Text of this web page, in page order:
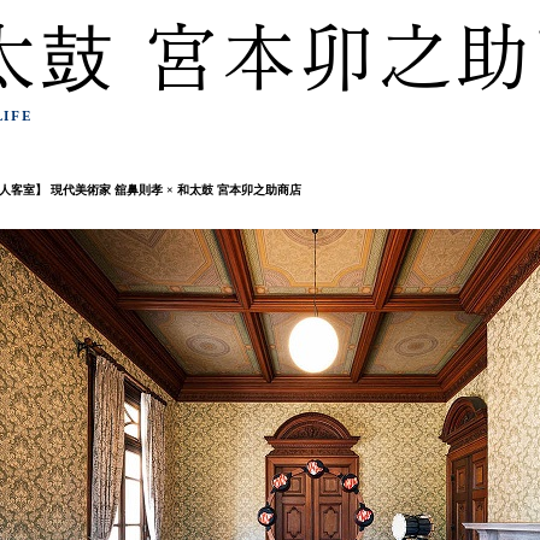
鼓 宮本卯之
客室】 現代美術家 舘鼻則孝 × 和太鼓 宮本卯之助商店